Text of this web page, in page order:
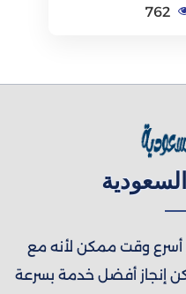
762
أسرع وقت ممكن لأنه مع
إنجاز أفضل خدمة بسرعة